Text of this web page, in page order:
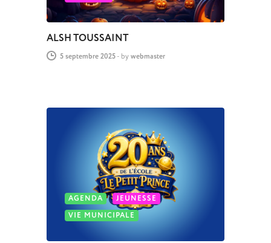
ALSH TOUSSAINT
5 septembre 2025- by webmaster
AGENDA
JEUNESSE
VIE MUNICIPALE